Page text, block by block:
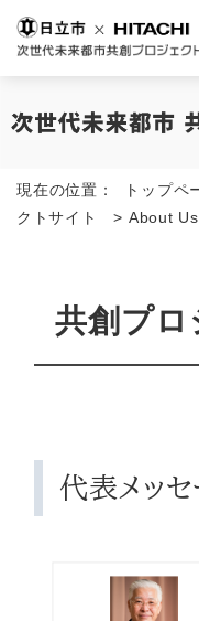
現在の位置： トップペ
クトサイト
> About Us
共創プロ
代表メッ